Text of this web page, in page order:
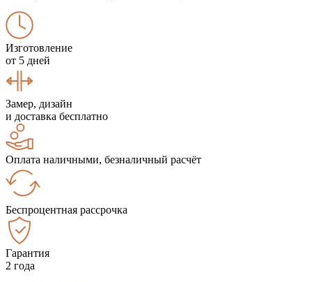
Изготовление
от 5 дней
Замер, дизайн
и доставка бесплатно
Оплата наличными, безналичный расчёт
Беспроцентная рассрочка
Гарантия
2 года